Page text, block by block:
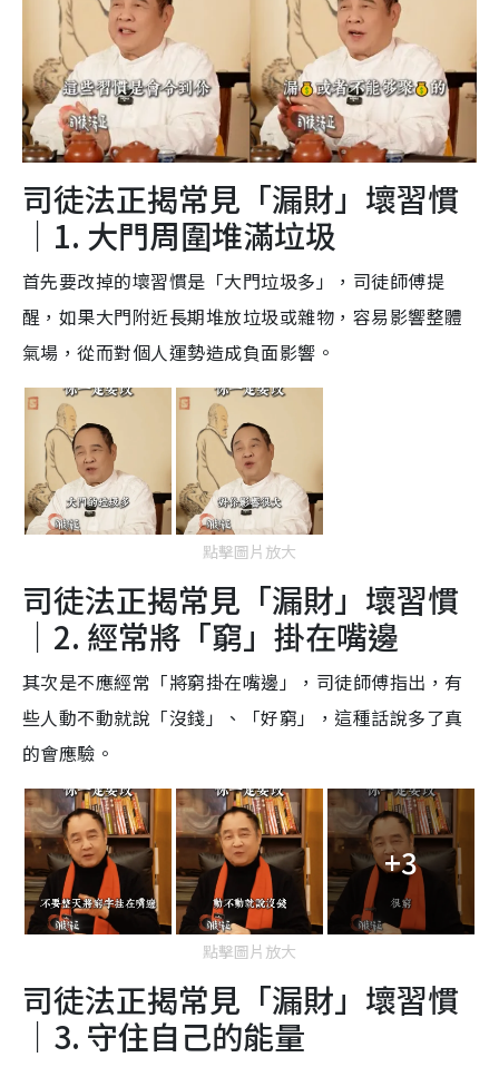
司徒法正揭常見「漏財」壞習慣
｜1. 大門周圍堆滿垃圾
首先要改掉的壞習慣是「大門垃圾多」，司徒師傅提
醒，如果大門附近長期堆放垃圾或雜物，容易影響整體
氣場，從而對個人運勢造成負面影響。
點擊圖片放大
司徒法正揭常見「漏財」壞習慣
｜2. 經常將「窮」掛在嘴邊
其次是不應經常「將窮掛在嘴邊」，司徒師傅指出，有
些人動不動就說「沒錢」、「好窮」，這種話說多了真
的會應驗。
+3
點擊圖片放大
司徒法正揭常見「漏財」壞習慣
｜3. 守住自己的能量